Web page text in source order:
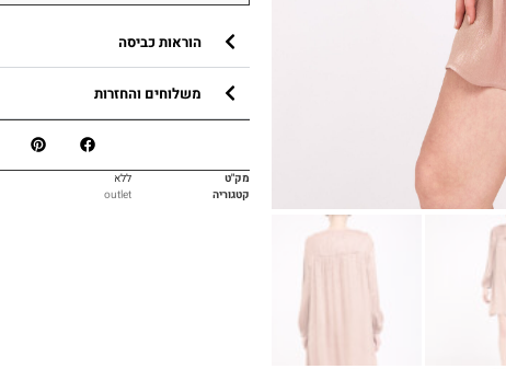
הוראות כביסה
משלוחים והחזרות
מק"ט
ללא
קטגוריה
outlet